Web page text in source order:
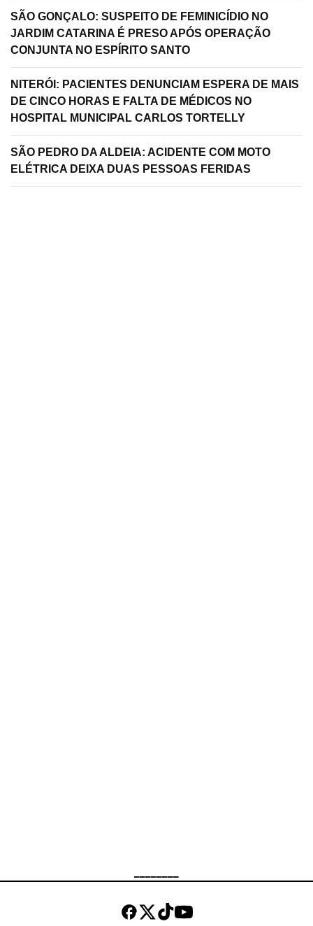
SÃO GONÇALO: SUSPEITO DE FEMINICÍDIO NO
JARDIM CATARINA É PRESO APÓS OPERAÇÃO
CONJUNTA NO ESPÍRITO SANTO
NITERÓI: PACIENTES DENUNCIAM ESPERA DE MAIS
DE CINCO HORAS E FALTA DE MÉDICOS NO
HOSPITAL MUNICIPAL CARLOS TORTELLY
SÃO PEDRO DA ALDEIA: ACIDENTE COM MOTO
ELÉTRICA DEIXA DUAS PESSOAS FERIDAS